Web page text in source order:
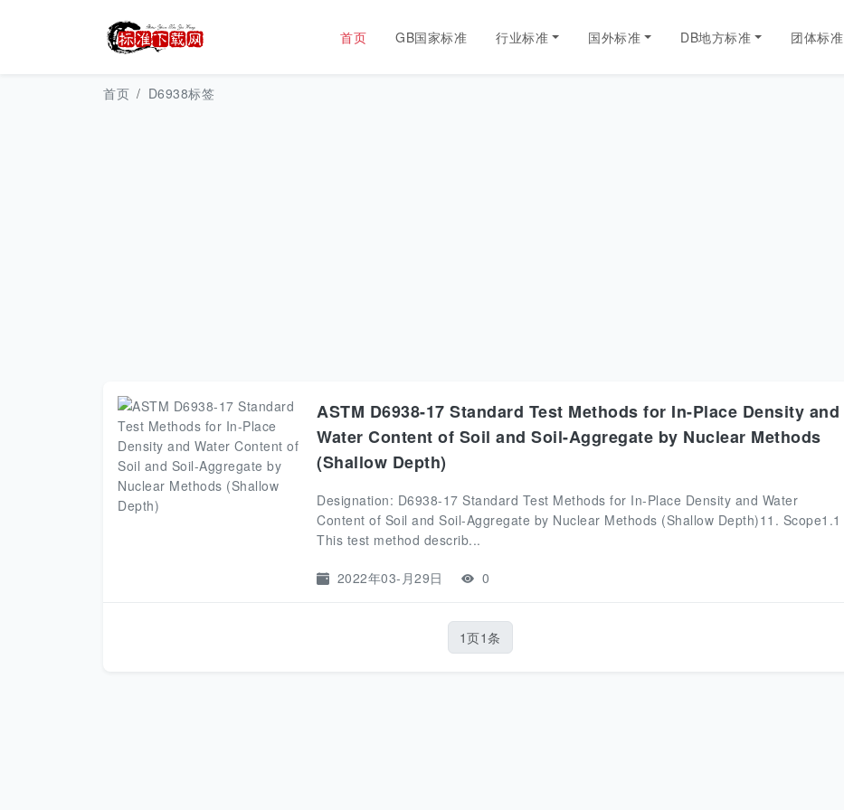
首页 GB国家标准 行业标准 国外标准 DB地方标准 团体标准
首页 D6938标签
ASTM D6938-17 Standard Test Methods for In-Place Density and
Water Content of Soil and Soil-Aggregate by Nuclear Methods
(Shallow Depth)
Designation: D6938-17 Standard Test Methods for In-Place Density and Water
Content of Soil and Soil-Aggregate by Nuclear Methods (Shallow Depth)11. Scope1.1
This test method describ...
2022年03-月29日 0
1页1条